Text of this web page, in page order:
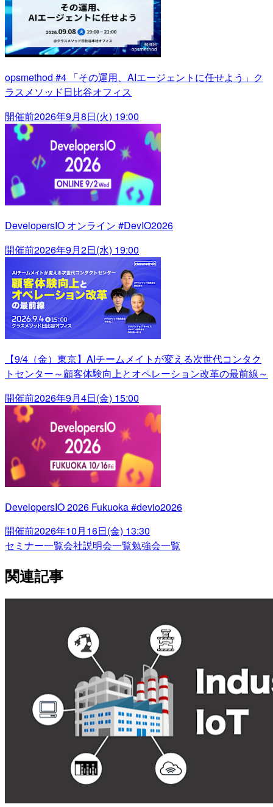
opsmethod #4 「その運用、AIエージェントに任せよう」ク
ラスメソッド日比谷オフィス
開催前2026年9月8日(火) 19:00
DevelopersIO オンライン #DevIO2026
開催前2026年9月2日(水) 19:00
【9/4（金）東京】AIチームメイトが変える次世代コンタク
トセンター～顧客体験向上とオペレーション改革の最前線～
開催前2026年9月4日(金) 15:00
DevelopersIO 2026 Fukuoka #devio2026
開催前2026年10月16日(金) 13:30
セミナー一覧会社説明会一覧勉強会一覧
関連記事